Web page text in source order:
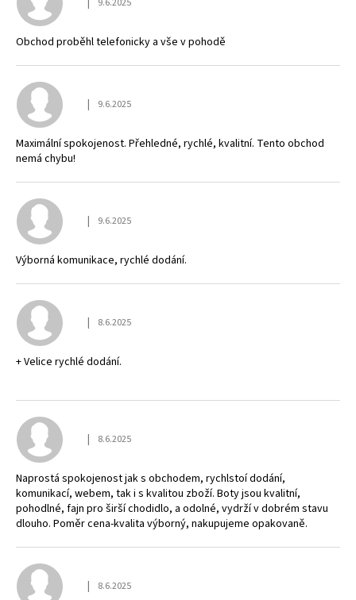
Hodnocení obchodu je 5 z 5 hvězdiček.
9.6.2025
Obchod proběhl telefonicky a vše v pohodě
Hodnocení obchodu je 5 z 5 hvězdiček.
| 9.6.2025
Maximální spokojenost. Přehledné, rychlé, kvalitní. Tento obchod
nemá chybu!
Hodnocení obchodu je 5 z 5 hvězdiček.
| 9.6.2025
Výborná komunikace, rychlé dodání.
Hodnocení obchodu je 5 z 5 hvězdiček.
| 8.6.2025
+ Velice rychlé dodání.
Hodnocení obchodu je 5 z 5 hvězdiček.
| 8.6.2025
Naprostá spokojenost jak s obchodem, rychlstoí dodání,
komunikací, webem, tak i s kvalitou zboží. Boty jsou kvalitní,
pohodlné, fajn pro širší chodidlo, a odolné, vydrží v dobrém stavu
dlouho. Poměr cena-kvalita výborný, nakupujeme opakovaně.
Hodnocení obchodu je 5 z 5 hvězdiček.
| 8.6.2025